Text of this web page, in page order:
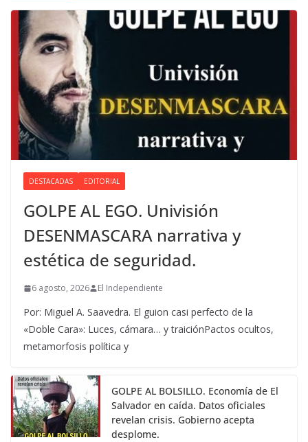
DESTACADAS EDITORIAL
GOLPE AL EGO. Univisión
DESENMASCARA narrativa y
estética de seguridad.
6 agosto, 2026 El Independiente
Por: Miguel A. Saavedra. El guion casi perfecto de la
«Doble Cara»: Luces, cámara… y traiciónPactos ocultos,
metamorfosis política y
GOLPE AL BOLSILLO. Economía de El
Salvador en caída. Datos oficiales
revelan crisis. Gobierno acepta
desplome.